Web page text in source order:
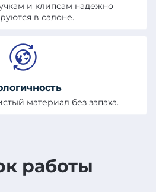
и клипсам надежно
в салоне.
материал без запаха.
работы